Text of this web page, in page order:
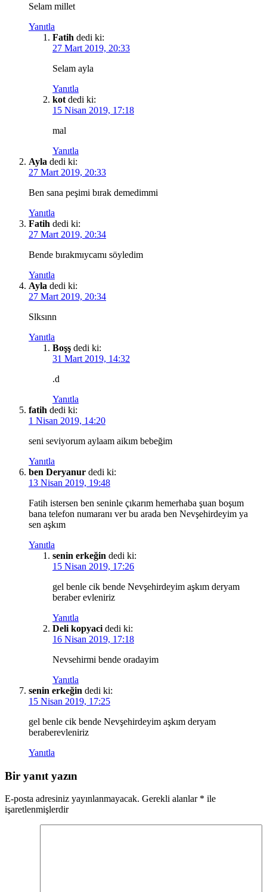
Selam millet
Yanıtla
Fatih dedi ki:
27 Mart 2019, 20:33
Selam ayla
Yanıtla
kot dedi ki:
15 Nisan 2019, 17:18
mal
Yanıtla
Ayla dedi ki:
27 Mart 2019, 20:33
Ben sana peşimi bırak demedimmi
Yanıtla
Fatih dedi ki:
27 Mart 2019, 20:34
Bende bırakmıycamı söyledim
Yanıtla
Ayla dedi ki:
27 Mart 2019, 20:34
Slksınn
Yanıtla
Boşş dedi ki:
31 Mart 2019, 14:32
.d
Yanıtla
fatih dedi ki:
1 Nisan 2019, 14:20
seni seviyorum aylaam aikım bebeğim
Yanıtla
ben Deryanur dedi ki:
13 Nisan 2019, 19:48
Fatih istersen ben seninle çıkarım hemerhaba şuan boşum
bana telefon numaranı ver bu arada ben Nevşehirdeyim ya
sen aşkım
Yanıtla
senin erkeğin dedi ki:
15 Nisan 2019, 17:26
gel benle cik bende Nevşehirdeyim aşkım deryam
beraber evleniriz
Yanıtla
Deli kopyaci dedi ki:
16 Nisan 2019, 17:18
Nevsehirmi bende oradayim
Yanıtla
senin erkeğin dedi ki:
15 Nisan 2019, 17:25
gel benle cik bende Nevşehirdeyim aşkım deryam
beraberevleniriz
Yanıtla
Bir yanıt yazın
E-posta adresiniz yayınlanmayacak. Gerekli alanlar * ile
işaretlenmişlerdir